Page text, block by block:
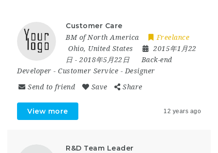
Customer Care
BM of North America
Freelance
Ohio, United States
2015年1月22
日 - 2018年5月22日
Back-end
Developer - Customer Service - Designer
Send to friend Save Share
View more 12 years ago
R&D Team Leader